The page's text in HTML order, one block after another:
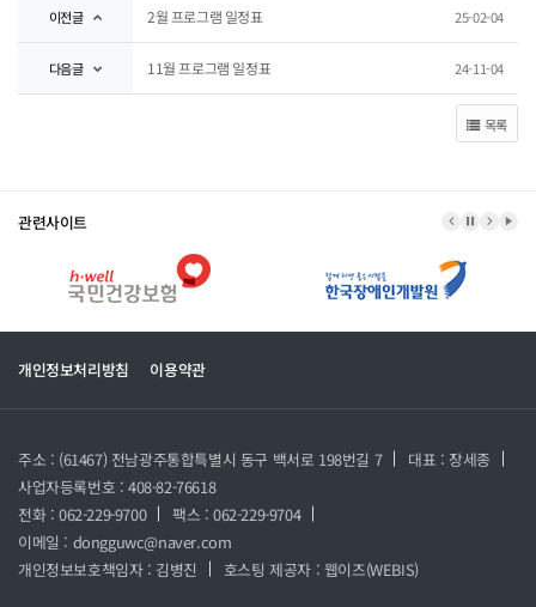
이전글 2월 프로그램 일정표 25-02-04
다음글 11월 프로그램 일정표 24-11-04
목록
관련사이트 이전 배너
배너 정지
다음배
개인정보처리방침 이용약관
주소 : (61467) 전남광주통합특별시 동구 백서로 198번길 7
대표 : 장세종
사업자등록번호 : 408-82-76618
전화 : 062-229-9700
팩스 : 062-229-9704
이메일 : dongguwc@naver.com
개인정보보호책임자 : 김병진
호스팅 제공자 : 웹이즈(WEBIS)